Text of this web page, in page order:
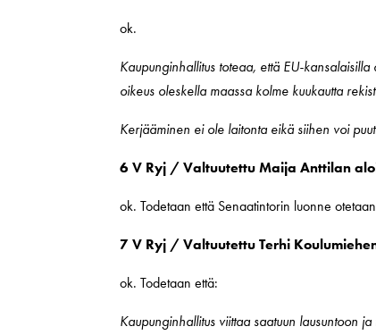
ok.
Kaupunginhallitus toteaa, että EU-
oikeus oleskella maassa kolme kuukautta
Kerjääminen ei ole laitonta eikä siihen voi
6 V Ryj / Valtuutettu Maija Anttilan
ok. Todetaan että Senaatintorin luonne
7 V Ryj / Valtuutettu Terhi
ok. Todetaan että:
Kaupunginhallitus viittaa saatuun lausuntoon